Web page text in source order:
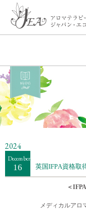
2024
December
16 英国IFPA資格取
＜
メディカルアロ